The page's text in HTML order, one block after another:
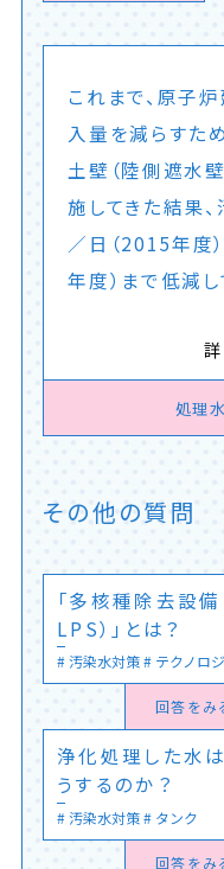
これまで、原子
入量を減らすた
土壁（陸側遮水
施してきた結果
／日（2015年度
年度）まで低減し
処理
その他の質問
「多核種除去設備
LPS）」とは？
汚染水対策 テクノロ
回答をみ
浄化処理した水
うするのか？
汚染水対策 タンク
回答をみ